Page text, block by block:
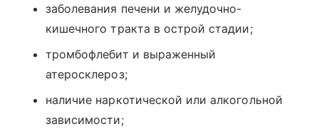
заболевания печени и желудочно-
кишечного тракта в острой стадии;
тромбофлебит и выраженный
атеросклероз;
наличие наркотической или алкогольной
зависимости;